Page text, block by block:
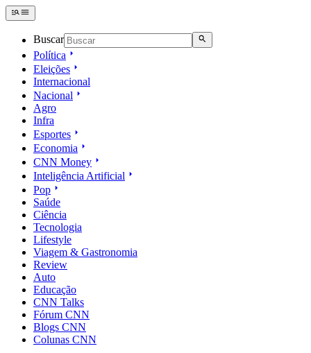
Buscar
Política
Eleições
Internacional
Nacional
Agro
Infra
Esportes
Economia
CNN Money
Inteligência Artificial
Pop
Saúde
Ciência
Tecnologia
Lifestyle
Viagem & Gastronomia
Review
Auto
Educação
CNN Talks
Fórum CNN
Blogs CNN
Colunas CNN